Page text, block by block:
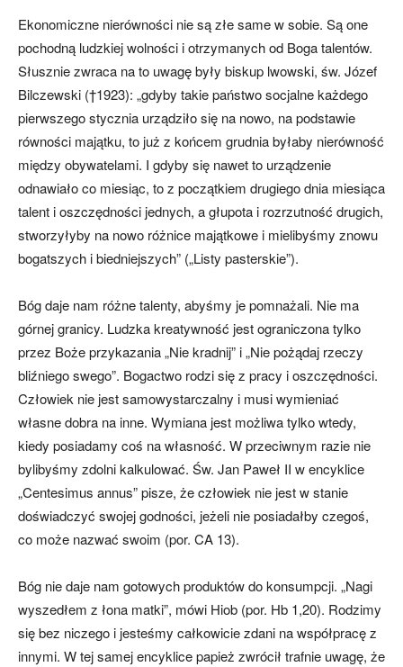
Ekonomiczne nierówności nie są złe same w sobie. Są one
pochodną ludzkiej wolności i otrzymanych od Boga talen­tów.
Słusznie zwraca na to uwagę były biskup lwowski, św. Józef
Bilczewski (†1923): „gdyby takie państwo socjalne każdego
pierwszego stycznia urządziło się na nowo, na podstawie
równości ma­jątku, to już z końcem grudnia byłaby nierówność
między obywatelami. I gdyby się nawet to urządzenie
odnawiało co mie­siąc, to z początkiem drugiego dnia mie­siąca
talent i oszczędności jednych, a głu­pota i rozrzutność drugich,
stworzyłyby na nowo różnice majątkowe i mielibyśmy znowu
bogatszych i biedniejszych” („Li­sty pasterskie”).
Bóg daje nam różne talenty, abyśmy je pomnażali. Nie ma
górnej granicy. Ludz­ka kreatywność jest ograniczona tylko
przez Boże przykazania „Nie kradnij” i „Nie pożądaj rzeczy
bliźniego swego”. Bogactwo rodzi się z pracy i oszczędno­ści.
Człowiek nie jest samowystarczalny i musi wymieniać
własne dobra na inne. Wymiana jest możliwa tylko wtedy,
kiedy posiadamy coś na własność. W przeciw­nym razie nie
bylibyśmy zdolni kalkulować. Św. Jan Paweł II w encyklice
„Cente­simus annus” pisze, że człowiek nie jest w stanie
doświadczyć swojej godności, jeżeli nie posiadałby czegoś,
co może na­zwać swoim (por. CA 13).
Bóg nie daje nam gotowych produk­tów do konsumpcji. „Nagi
wyszedłem z łona matki”, mówi Hiob (por. Hb 1,20). Rodzimy
się bez niczego i jesteśmy całko­wicie zdani na współpracę z
innymi. W tej samej encyklice papież zwrócił trafnie uwagę, że